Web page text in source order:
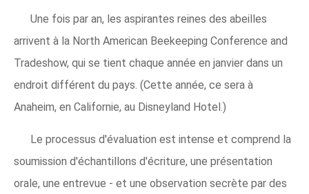
Une fois par an, les aspirantes reines des abeilles
arrivent à la North American Beekeeping Conference and
Tradeshow, qui se tient chaque année en janvier dans un
endroit différent du pays. (Cette année, ce sera à
Anaheim, en Californie, au Disneyland Hotel.)
Le processus d'évaluation est intense et comprend la
soumission d'échantillons d'écriture, une présentation
orale, une entrevue - et une observation secrète par des